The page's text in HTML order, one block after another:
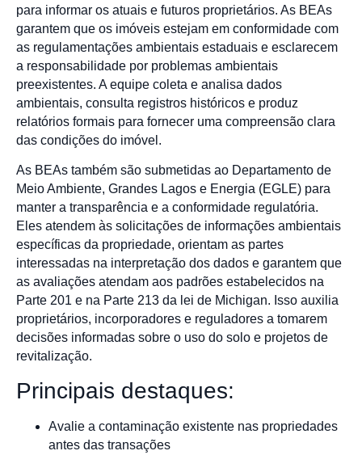
para informar os atuais e futuros proprietários. As BEAs
garantem que os imóveis estejam em conformidade com
as regulamentações ambientais estaduais e esclarecem
a responsabilidade por problemas ambientais
preexistentes. A equipe coleta e analisa dados
ambientais, consulta registros históricos e produz
relatórios formais para fornecer uma compreensão clara
das condições do imóvel.
As BEAs também são submetidas ao Departamento de
Meio Ambiente, Grandes Lagos e Energia (EGLE) para
manter a transparência e a conformidade regulatória.
Eles atendem às solicitações de informações ambientais
específicas da propriedade, orientam as partes
interessadas na interpretação dos dados e garantem que
as avaliações atendam aos padrões estabelecidos na
Parte 201 e na Parte 213 da lei de Michigan. Isso auxilia
proprietários, incorporadores e reguladores a tomarem
decisões informadas sobre o uso do solo e projetos de
revitalização.
Principais destaques:
Avalie a contaminação existente nas propriedades
antes das transações